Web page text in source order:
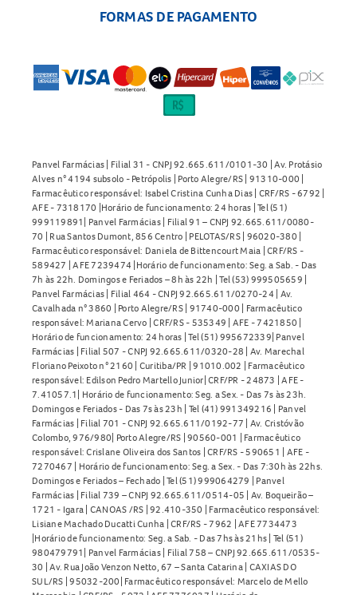
FORMAS DE PAGAMENTO
Panvel Farmácias | Filial 31 - CNPJ 92.665.611/0101-30 | Av. Protásio
Alves n° 4194 subsolo - Petrópolis | Porto Alegre/RS | 91310-000 |
Farmacêutico responsável: Isabel Cristina Cunha Dias | CRF/RS - 6792 |
AFE - 7318170 |Horário de funcionamento: 24 horas | Tel (51)
999119891| Panvel Farmácias | Filial 91 – CNPJ 92.665.611/0080-
70 | Rua Santos Dumont, 856 Centro | PELOTAS/RS | 96020-380 |
Farmacêutico responsável: Daniela de Bittencourt Maia | CRF/RS -
589427 | AFE 7239474 |Horário de funcionamento: Seg. a Sab. - Das
7h às 22h. Domingos e Feriados – 8h às 22h | Tel (53) 999505659 |
Panvel Farmácias | Filial 464 - CNPJ 92.665.611/0270-24 | Av.
Cavalhada n° 3860 | Porto Alegre/RS | 91740-000 | Farmacêutico
responsável: Mariana Cervo | CRF/RS - 535349 | AFE - 7421850 |
Horário de funcionamento: 24 horas | Tel (51) 995672339| Panvel
Farmácias | Filial 507 - CNPJ 92.665.611/0320-28 | Av. Marechal
Floriano Peixoto n° 2160 | Curitiba/PR | 91010.002 | Farmacêutico
responsável: Edilson Pedro Martello Junior| CRF/PR - 24873 | AFE -
7.41057.1| Horário de funcionamento: Seg. a Sex. - Das 7s às 23h.
Domingos e Feriados - Das 7s às 23h | Tel (41) 991349216 | Panvel
Farmácias | Filial 701 - CNPJ 92.665.611/0192-77 | Av. Cristóvão
Colombo, 976/980| Porto Alegre/RS | 90560-001 | Farmacêutico
responsável: Crislane Oliveira dos Santos | CRF/RS - 590651 | AFE -
7270467 | Horário de funcionamento: Seg. a Sex. - Das 7:30h às 22hs.
Domingos e Feriados – Fechado | Tel (51) 999064279 | Panvel
Farmácias | Filial 739 – CNPJ 92.665.611/0514-05 | Av. Boqueirão –
1721 - Igara | CANOAS /RS | 92.410-350 | Farmacêutico responsável:
Lisiane Machado Ducatti Cunha | CRF/RS - 7962 | AFE 7734473
|Horário de funcionamento: Seg. a Sab. - Das 7hs às 21hs | Tel (51)
980479791| Panvel Farmácias | Filial 758 – CNPJ 92.665.611/0535-
30 | Av. Rua João Venzon Netto, 67 – Santa Catarina | CAXIAS DO
SUL/RS | 95032-200| Farmacêutico responsável: Marcelo de Mello